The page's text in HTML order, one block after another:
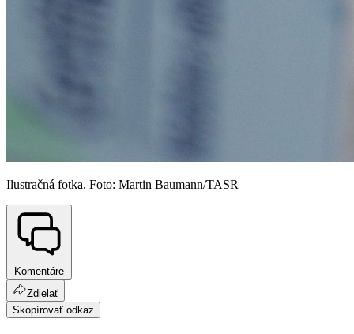
Ilustračná fotka. Foto: Martin Baumann/TASR
Komentáre
Zdielať
Skopírovať odkaz